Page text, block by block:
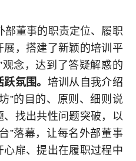
部董事的职责定位、履职
，搭建了新颖的培训平
观念，达到了答疑解惑的
氛围。 培训从自我介绍
”的目的、原则、细则说
找出共性问题突破，以
”落幕，让每名外部董事
扉、提出在履职过程中